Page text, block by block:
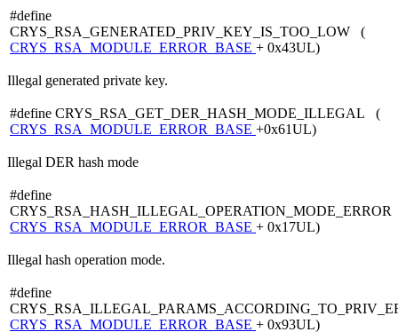
#define
CRYS_RSA_GENERATED_PRIV_KEY_IS_TOO_LOW (
CRYS_RSA_MODULE_ERROR_BASE + 0x43UL)
Illegal generated private key.
#define CRYS_RSA_GET_DER_HASH_MODE_ILLEGAL (
CRYS_RSA_MODULE_ERROR_BASE +0x61UL)
Illegal DER hash mode
#define
CRYS_RSA_MODULE_ERROR_BASE + 0x17UL)
Illegal hash operation mode.
#define
CRYS_RSA_MODULE_ERROR_BASE + 0x93UL)